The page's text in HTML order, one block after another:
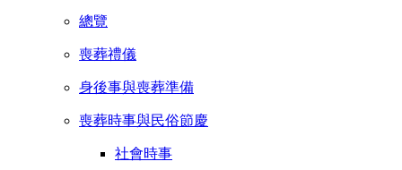
總覽
喪葬禮儀
身後事與喪葬準備
喪葬時事與民俗節慶
社會時事